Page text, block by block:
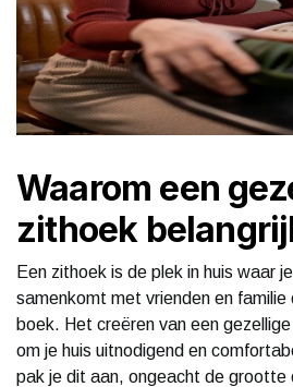
Waarom een
zithoek
Een zithoek is de plek in huis waar
samenkomt met vrienden en familie
boek. Het creëren van een
om je huis uitnodigend en
pak je dit aan, ongeacht de grootte